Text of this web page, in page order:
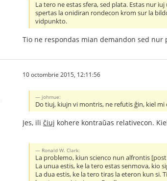
La tero ne estas sfera, sed plata. Estas nur
spertas la onidiran rondecon krom sur la
vidpunkto.
Tio ne respondas mian demandon sed nur
10 octombrie 2015, 12:11:56
johmue:
Do tiuj, kiujn vi montris, ne refutis ĝin, kiel
Jes, ili ĉiuj kohere kontraŭas relativecon.
Ronald W. Clark:
La problemo, kiun scienco nun alfrontis
La unua estis, ke la tero estas senmova, kio
La dua estis, ke la tero tiras la eteron kun si.